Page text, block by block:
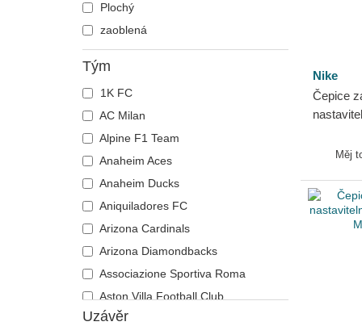
Plochý
zaoblená
Tým
1K FC
AC Milan
Alpine F1 Team
Anaheim Aces
Anaheim Ducks
Aniquiladores FC
Arizona Cardinals
Arizona Diamondbacks
Associazione Sportiva Roma
Aston Villa Football Club
Atlanta Braves
Uzávěr
Nike
Čepice
UV Poly
White
Měj